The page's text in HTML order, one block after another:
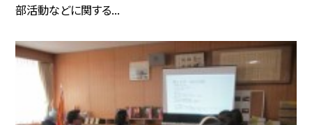
部活動などに関する...